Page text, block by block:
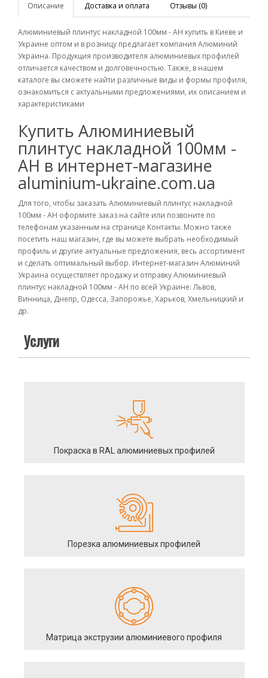
Описание Доставка и оплата Отзывы (0)
Алюминиевый плинтус накладной 100мм - АН купить в Киеве и
Украине оптом и в розницу предлагает компания Алюминий
Украина. Продукция производителя алюминиевых профилей
отличается качеством и долговечностью. Также, в нашем
каталоге вы сможете найти различные виды и формы профиля,
ознакомиться с актуальными предложениями, их описанием и
характеристиками
Купить Алюминиевый
плинтус накладной 100мм -
АН в интернет-магазине
aluminium-ukraine.com.ua
Для того, чтобы заказать Алюминиевый плинтус накладной
100мм - АН оформите заказ на сайте или позвоните по
телефонам указанным на странице Контакты. Можно также
посетить наш магазин, где вы можете выбрать необходимый
профиль и другие актуальные предложения, весь ассортимент
и сделать оптимальный выбор. Интернет-магазин Алюминий
Украина осуществляет продажу и отправку Алюминиевый
плинтус накладной 100мм - АН по всей Украине: Львов,
Винница, Днепр, Одесса, Запорожье, Харьков, Хмельницкий и
др.
Услуги
Покраска в RAL алюминиевых профилей
Порезка алюминиевых профилей
Матрица экструзии алюминиевого профиля